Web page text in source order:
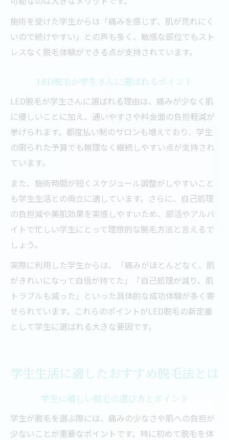
施術を受けた学生からは「痛みを感じず、肌が荒れにく
いので続けやすい」との声も多く、敏感な部位でもスト
レスなく脱毛体験ができる点が支持されています。
LED脱毛が学生さんに選ばれるポイント
LED脱毛が学生さんに選ばれる理由は、痛みが少なく肌
に優しいことに加え、通いやすさや料金面の負担軽減が
挙げられます。都度払い制のサロンも増えており、学生
の限られた予算でも無理なく継続しやすい点が支持され
ています。
また、施術時間が短くスケジュール調整がしやすいこと
も学生生活との両立に適しています。さらに、自己処理
の負担減や美肌効果を実感しやすいため、部活やアルバ
イトで忙しい学生にとって理想的な脱毛方法と言えるで
しょう。
実際に利用した学生からは、「痛みがほとんどなく、肌
がきれいになって自信が持てた」「自己処理が減り、肌
トラブルも減った」といった具体的な成功体験が多く寄
せられています。これらのポイントがLED脱毛の新定番
として学生に選ばれる大きな要因です。
学生生活に適したおすすめ脱毛法とは
学生に嬉しい脱毛の選び方とポイント
学生が脱毛を選ぶ際には、痛みの少なさや肌への負担が
少ないことが重要なポイントです。特に初めて脱毛を体